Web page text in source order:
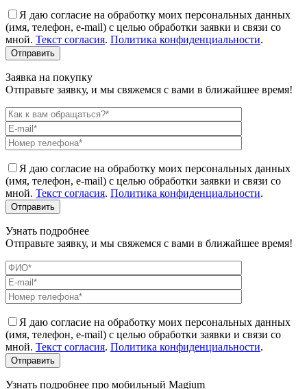
Я даю согласие на обработку моих персональных данных
(имя, телефон, e-mail) с целью обработки заявки и связи со
мной. Текст согласия. Политика конфиденциальности.
Заявка на покупку
Отправьте заявку, и мы свяжемся с вами в ближайшее время!
Я даю согласие на обработку моих персональных данных
(имя, телефон, e-mail) с целью обработки заявки и связи со
мной. Текст согласия. Политика конфиденциальности.
Узнать подробнее
Отправьте заявку, и мы свяжемся с вами в ближайшее время!
Я даю согласие на обработку моих персональных данных
(имя, телефон, e-mail) с целью обработки заявки и связи со
мной. Текст согласия. Политика конфиденциальности.
Узнать подробнее про мобильный Magium